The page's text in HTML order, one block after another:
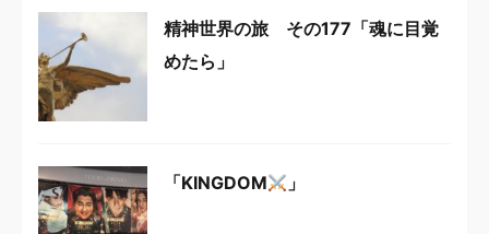
精神世界の旅 その177「魂に目覚
めたら」
「KINGDOM 」